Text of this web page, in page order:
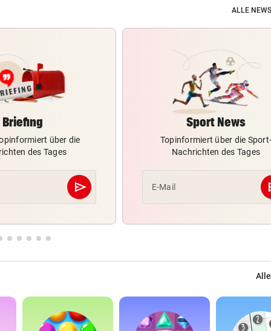
ALLE
Briefing
über die
des Tages
send
Abschicken
Sport News
Topinformiert über die
Nachrichten des Tages
E-Mail